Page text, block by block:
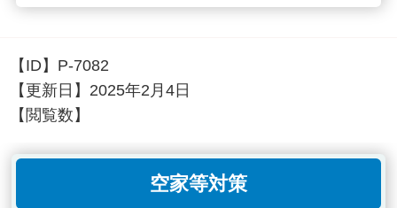
【ID】 P-7082
【更新日】 2025年2月4日
【閲覧数】
空家等対策